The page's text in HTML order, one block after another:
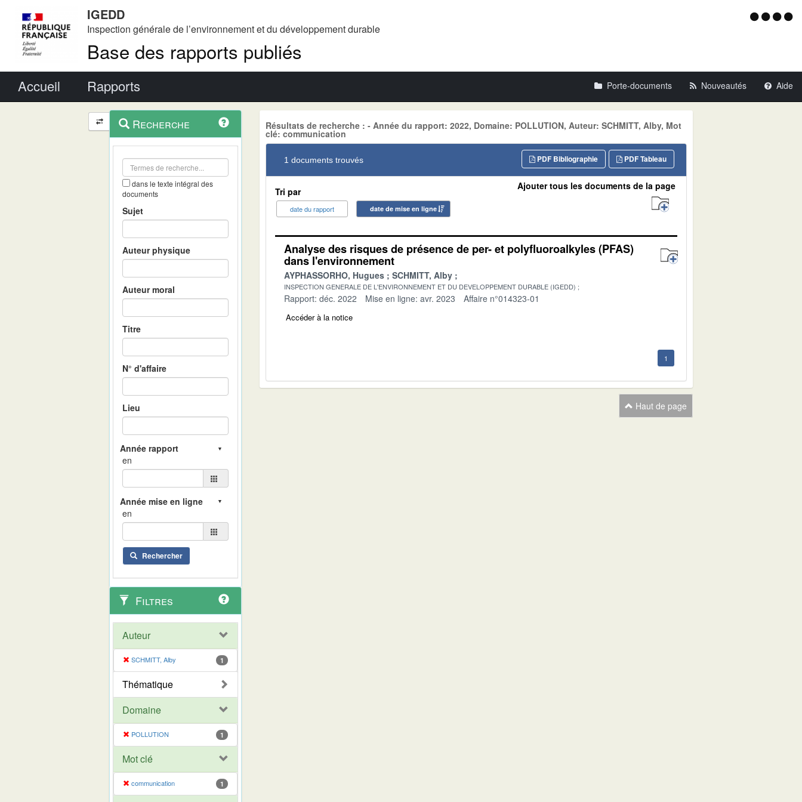
IGEDD
Inspection générale de l’environnement et du développement durable
Base des rapports publiés
Menu
Accueil Rapports Porte-documents Nouveautés Aide
Navigation
et
outils
contextuel
Recherche
dans le texte intégral des
documents
Sujet
Auteur physique
Auteur moral
Titre
N° d'affaire
Lieu
en
en
Rechercher
Filtres
Auteur
SCHMITT, Alby 1
Thématique
Domaine
POLLUTION 1
Mot clé
communication 1
Résultats de recherche : - Année du rapport: 2022, Domaine: POLLUTION, Auteur: SCHMITT, Alby, Mot
clé: communication
1 documents trouvés PDF Tableau
PDF Bibliographie
Tri par
date du rapport date de mise en ligne
Ajouter tous les documents de la page
Analyse des risques de présence de per- et polyfluoroalkyles (PFAS)
dans l'environnement
AYPHASSORHO, Hugues SCHMITT, Alby
INSPECTION GENERALE DE L'ENVIRONNEMENT ET DU DEVELOPPEMENT DURABLE (IGEDD)
Rapport: déc. 2022 Mise en ligne: avr. 2023 Affaire n°014323-01
Accéder à la notice
1
Haut de page